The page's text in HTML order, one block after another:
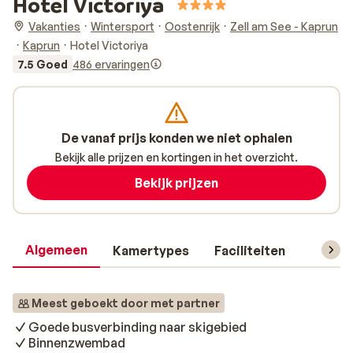
Vakanties Wintersport Oostenrijk
Zell am See - Kaprun
Kaprun
Hotel Victoriya
7.5 Goed 486 ervaringen
Algemeen Kamertypes Faciliteiten
Meest geboekt door met partner
Goede busverbinding naar skigebied
Binnenzwembad
De vanaf prijs konden we niet ophalen
Bekijk alle prijzen en kortingen in het overzicht.
Bekijk prijzen